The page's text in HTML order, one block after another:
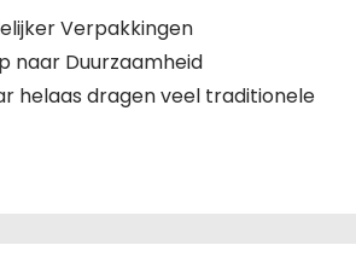
Verpakkingen
naar Duurzaamheid
helaas dragen veel traditionele